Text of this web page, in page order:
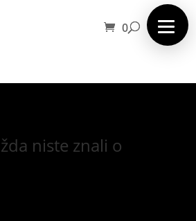
0
niste znali o